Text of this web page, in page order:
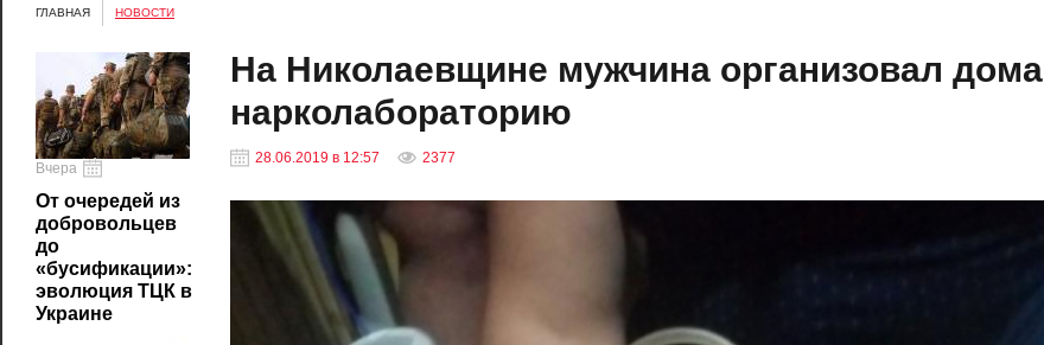
ГЛАВНАЯ НОВОСТИ
Вчера
От очередей из
добровольцев
до
«бусификации»:
эволюция ТЦК в
Украине
На Николаевщине мужчина организовал дома
нарколабораторию
28.06.2019 в 12:57 2377